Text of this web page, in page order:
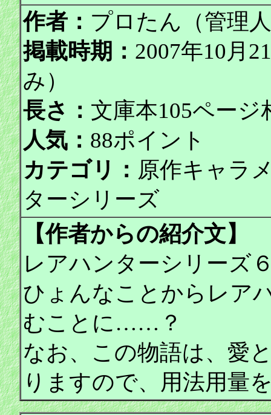
作者： プロたん（管理
掲載時期： 2007年10月
み）
長さ： 文庫本105ページ
人気： 88ポイント
カテゴリ： 原作キャラ
ターシリーズ
【作者からの紹介文】
レアハンターシリーズ
ひょんなことからレア
むことに……？
なお、この物語は、愛
りますので、用法用量